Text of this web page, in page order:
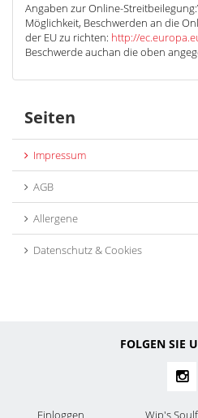
Angaben zur Online-
Möglichkeit, Beschwerden an die
der EU zu richten: http://
Beschwerde auchan die oben
Seiten
Impressum
AGB
Allergene
Datenschutz & Cookies
FOLGEN SIE
Einloggen Wip's